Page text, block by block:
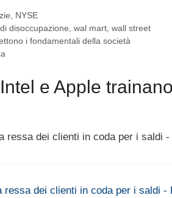
NYSE
disoccupazione ,wal mart ,wall street
i fondamentali della società
e Apple
ressa dei clienti in coda per i saldi
ressa dei clienti in coda per i saldi -